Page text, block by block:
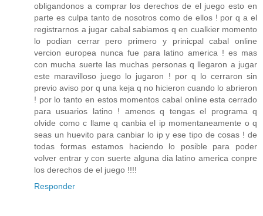
obligandonos a comprar los derechos de el juego esto en
parte es culpa tanto de nosotros como de ellos ! por q a el
registrarnos a jugar cabal sabiamos q en cualkier momento
lo podian cerrar pero primero y prinicpal cabal online
vercion europea nunca fue para latino america ! es mas
con mucha suerte las muchas personas q llegaron a jugar
este maravilloso juego lo jugaron ! por q lo cerraron sin
previo aviso por q una keja q no hicieron cuando lo abrieron
! por lo tanto en estos momentos cabal online esta cerrado
para usuarios latino ! amenos q tengas el programa q
olvide como c llame q canbia el ip momentaneamente o q
seas un huevito para canbiar lo ip y ese tipo de cosas ! de
todas formas estamos haciendo lo posible para poder
volver entrar y con suerte alguna dia latino america conpre
los derechos de el juego !!!!
Responder